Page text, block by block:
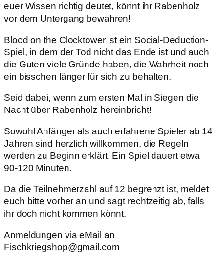
euer Wissen richtig deutet, könnt ihr Rabenholz
vor dem Untergang bewahren!
Blood on the Clocktower ist ein Social-Deduction-
Spiel, in dem der Tod nicht das Ende ist und auch
die Guten viele Gründe haben, die Wahrheit noch
ein bisschen länger für sich zu behalten.
Seid dabei, wenn zum ersten Mal in Siegen die
Nacht über Rabenholz hereinbricht!
Sowohl Anfänger als auch erfahrene Spieler ab 14
Jahren sind herzlich willkommen, die Regeln
werden zu Beginn erklärt. Ein Spiel dauert etwa
90-120 Minuten.
Da die Teilnehmerzahl auf 12 begrenzt ist, meldet
euch bitte vorher an und sagt rechtzeitig ab, falls
ihr doch nicht kommen könnt.
Anmeldungen via eMail an
Fischkriegshop@gmail.com